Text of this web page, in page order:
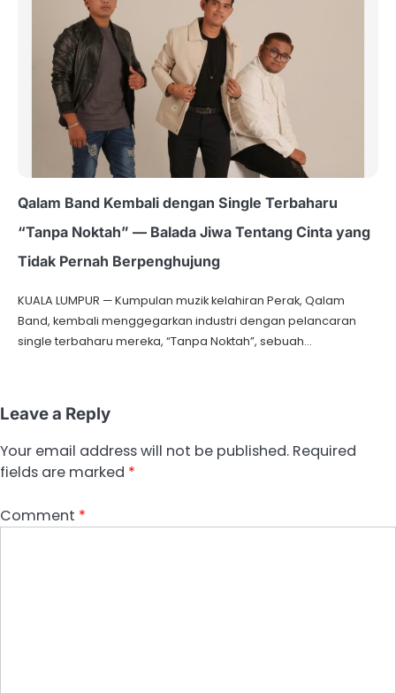
Qalam Band Kembali dengan Single Terbaharu
“Tanpa Noktah” — Balada Jiwa Tentang Cinta yang
Tidak Pernah Berpenghujung
KUALA LUMPUR — Kumpulan muzik kelahiran Perak, Qalam
Band, kembali menggegarkan industri dengan pelancaran
single terbaharu mereka, “Tanpa Noktah”, sebuah…
Leave a Reply
Your email address will not be published. Required
fields are marked *
Comment *